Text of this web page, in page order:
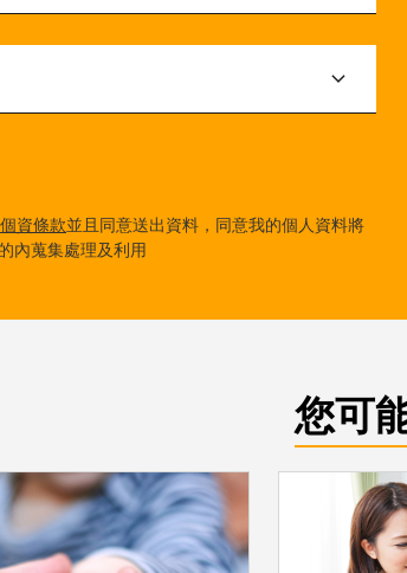
個資條款並且同意送出資料，同意我的個人資料將
內蒐集處理及利用
您可